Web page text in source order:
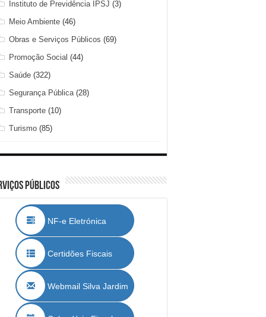
Instituto de Previdência IPSJ (3)
Meio Ambiente(46)
Obras e Serviços Públicos (69)
Promoção Social (44)
Saúde(322)
Segurança Pública(28)
Transporte(10)
Turismo(85)
Públicos
NF-e Eletrónica
Certidões Fiscais
Webmail Silva Jardim